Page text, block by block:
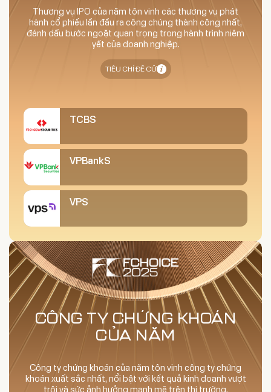
Thương vụ IPO của năm tôn vinh các thương vụ phát
hành cổ phiếu lần đầu ra công chúng thành công nhất,
đánh dấu bước ngoặt quan trọng trong hành trình niêm
yết của doanh nghiệp.
TIÊU CHÍ ĐỀ CỬ
TCBS
VPBankS
VPS
CÔNG TY CHỨNG KHOÁN
CỦA NĂM
Công ty chứng khoán của năm tôn vinh công ty chứng
khoán xuất sắc nhất, nổi bật với kết quả kinh doanh vượt
trội và sức ảnh hưởng mạnh mẽ trên thị trường.